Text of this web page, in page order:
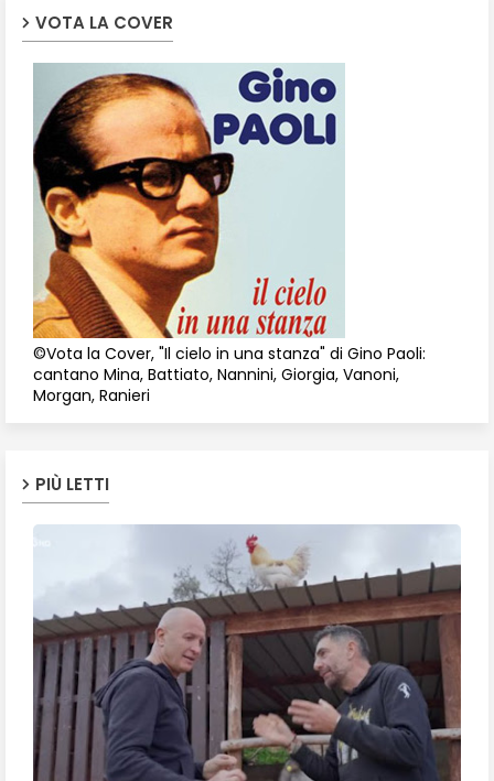
VOTA LA COVER
©Vota la Cover, "Il cielo in una stanza" di Gino Paoli:
cantano Mina, Battiato, Nannini, Giorgia, Vanoni,
Morgan, Ranieri
PIÙ LETTI